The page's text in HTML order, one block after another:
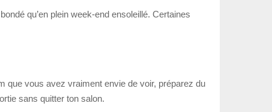
qu’en plein week-end ensoleillé. Certaines
que vous avez vraiment envie de voir, préparez du
sans quitter ton salon.